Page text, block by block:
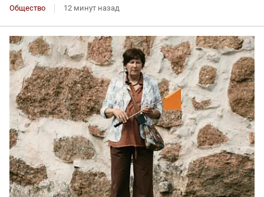
Общество 12 минут назад